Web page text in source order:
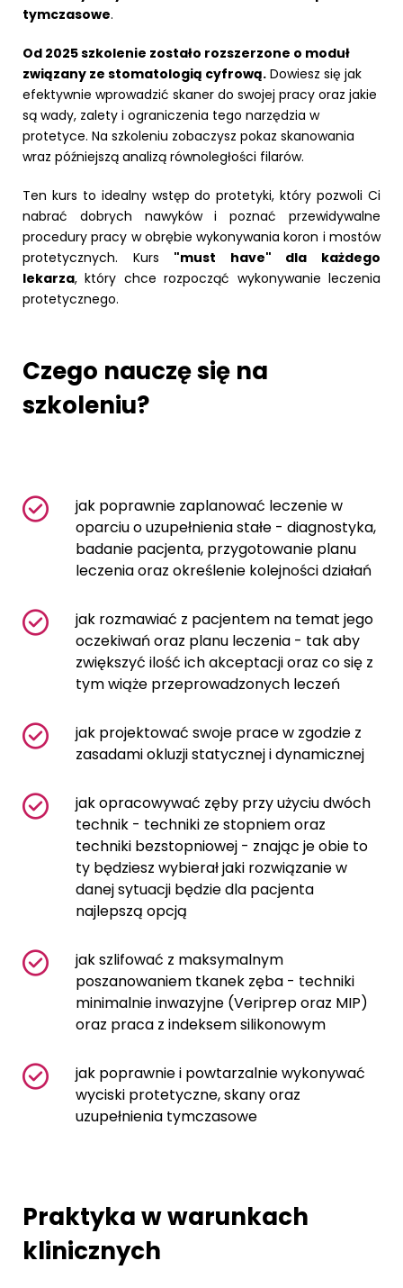
tymczasowe.
Od 2025 szkolenie zostało rozszerzone o moduł
związany ze stomatologią cyfrową. Dowiesz się jak
efektywnie wprowadzić skaner do swojej pracy oraz jakie
są wady, zalety i ograniczenia tego narzędzia w
protetyce. Na szkoleniu zobaczysz pokaz skanowania
wraz późniejszą analizą równoległości filarów.
Ten kurs to idealny wstęp do protetyki, który pozwoli Ci
nabrać dobrych nawyków i poznać przewidywalne
procedury pracy w obrębie wykonywania koron i mostów
protetycznych. Kurs "must have" dla każdego
lekarza, który chce rozpocząć wykonywanie leczenia
protetycznego.
Czego nauczę się na
szkoleniu?
jak poprawnie zaplanować leczenie w
oparciu o uzupełnienia stałe - diagnostyka,
badanie pacjenta, przygotowanie planu
leczenia oraz określenie kolejności działań
jak rozmawiać z pacjentem na temat jego
oczekiwań oraz planu leczenia - tak aby
zwiększyć ilość ich akceptacji oraz co się z
tym wiąże przeprowadzonych leczeń
jak projektować swoje prace w zgodzie z
zasadami okluzji statycznej i dynamicznej
jak opracowywać zęby przy użyciu dwóch
technik - techniki ze stopniem oraz
techniki bezstopniowej - znając je obie to
ty będziesz wybierał jaki rozwiązanie w
danej sytuacji będzie dla pacjenta
najlepszą opcją
jak szlifować z maksymalnym
poszanowaniem tkanek zęba - techniki
minimalnie inwazyjne (Veriprep oraz MIP)
oraz praca z indeksem silikonowym
jak poprawnie i powtarzalnie wykonywać
wyciski protetyczne, skany oraz
uzupełnienia tymczasowe
Praktyka w warunkach
klinicznych